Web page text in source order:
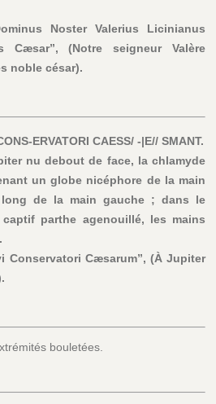
Noster Valerius Licinianus
Cæsar”, (Notre seigneur Valère
noble césar).
ERVATORI CAESS/ -|E// SMANT.
nu debout de face, la chlamyde
un globe nicéphore de la main
de la main gauche ; dans le
parthe agenouillé, les mains
Conservatori Cæsarum”, (À Jupiter
bouletées.